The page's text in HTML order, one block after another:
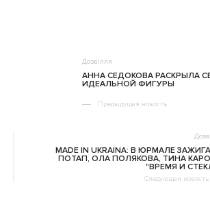
Дозвілля
АННА СЕДОКОВА РАСКРЫЛА
ИДЕАЛЬНОЙ ФИГУРЫ
Предыдущая новость
MADE IN UKRAINA: В ЮРМАЛЕ
ПОТАП, ОЛА ПОЛЯКОВА, ТИНА
"ВРЕМЯ И
Следующая новость